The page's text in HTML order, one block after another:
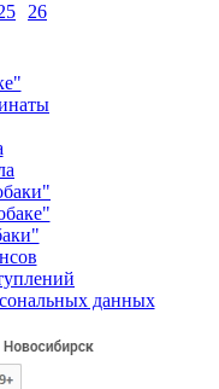
26
данных